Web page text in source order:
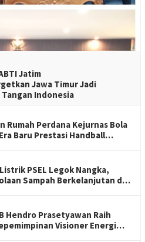
Jatim
Jawa Timur Jadi
Indonesia
Rumah Perdana Kejurnas Bola
Baru Prestasi Handball
PSEL Legok Nangka,
Sampah Berkelanjutan di
Hendro Prasetyawan Raih
Visioner Energi